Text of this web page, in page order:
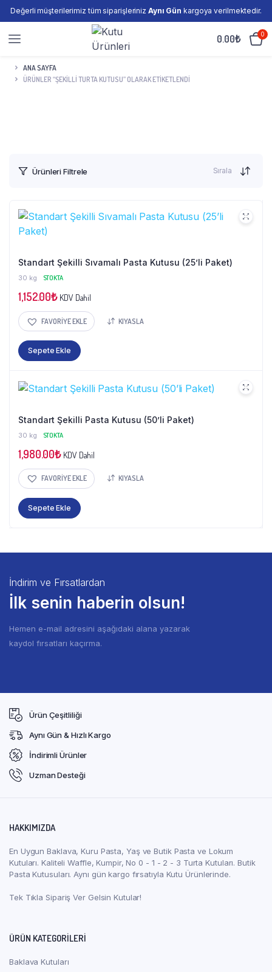
Değerli müşterilerimiz tüm siparişleriniz Aynı Gün kargoya verilmektedir.
0.00₺ 0
ANA SAYFA
ÜRÜNLER “ŞEKILLI TURTA KUTUSU” OLARAK ETIKETLENDI
Ürünleri Filtrele Sırala
Standart Şekilli Sıvamalı Pasta Kutusu (25’li Paket)
30 kg STOKTA
1,152.00₺ KDV Dahil
FAVORIYE EKLE KIYASLA
Sepete Ekle
Standart Şekilli Pasta Kutusu (50’li Paket)
30 kg STOKTA
1,980.00₺ KDV Dahil
FAVORIYE EKLE KIYASLA
Sepete Ekle
İndirim ve Fırsatlardan
İlk senin haberin olsun!
Hemen e-mail adresini aşağıdaki alana yazarak
kaydol fırsatları kaçırma.
Ürün Çeşitliliği
Aynı Gün & Hızlı Kargo
İndirimli Ürünler
Uzman Desteği
HAKKIMIZDA
En Uygun Baklava, Kuru Pasta, Yaş ve Butik Pasta ve Lokum
Kutuları. Kaliteli Waffle, Kumpir, No 0 - 1 - 2 - 3 Turta Kutuları. Butik
Pasta Kutusuları. Aynı gün kargo fırsatıyla Kutu Ürünlerinde.
Tek Tıkla Sipariş Ver Gelsin Kutular!
ÜRÜN KATEGORILERI
Baklava Kutuları